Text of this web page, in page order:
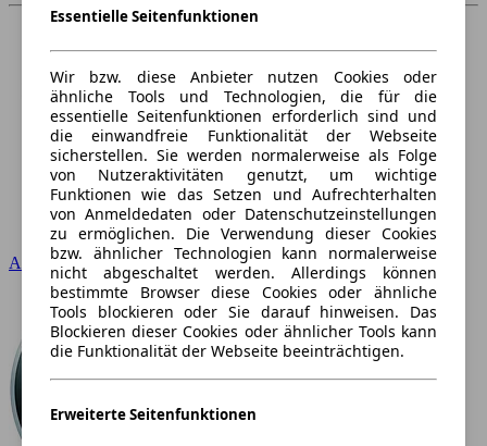
Audi
Essentielle Seitenfunktionen
Wir bzw. diese Anbieter nutzen Cookies oder
ähnliche Tools und Technologien, die für die
essentielle Seitenfunktionen erforderlich sind und
die einwandfreie Funktionalität der Webseite
sicherstellen. Sie werden normalerweise als Folge
von Nutzeraktivitäten genutzt, um wichtige
Funktionen wie das Setzen und Aufrechterhalten
von Anmeldedaten oder Datenschutzeinstellungen
zu ermöglichen. Die Verwendung dieser Cookies
bzw. ähnlicher Technologien kann normalerweise
nicht abgeschaltet werden. Allerdings können
bestimmte Browser diese Cookies oder ähnliche
Tools blockieren oder Sie darauf hinweisen. Das
Blockieren dieser Cookies oder ähnlicher Tools kann
die Funktionalität der Webseite beeinträchtigen.
Erweiterte Seitenfunktionen